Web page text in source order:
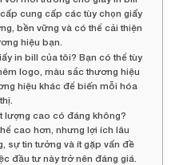
cung cấp các tùy chọn giấy
bền vững và có thể cải thiện
hiệu bạn.
in bill của tôi? Bạn có thể tùy
logo, màu sắc thương hiệu
hiệu khác để biến mỗi hóa
lượng cao có đáng không?
cao hơn, nhưng lợi ích lâu
sự tin tưởng và ít gặp vấn đề
đầu tư này trở nên đáng giá.